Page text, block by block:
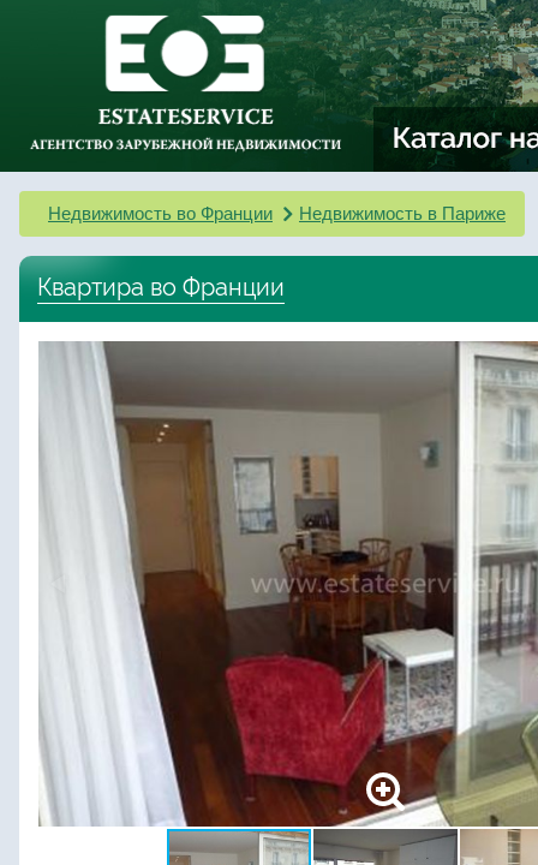
Недвижимость во Франции Недвижимость в Париже
Квартира во Франции